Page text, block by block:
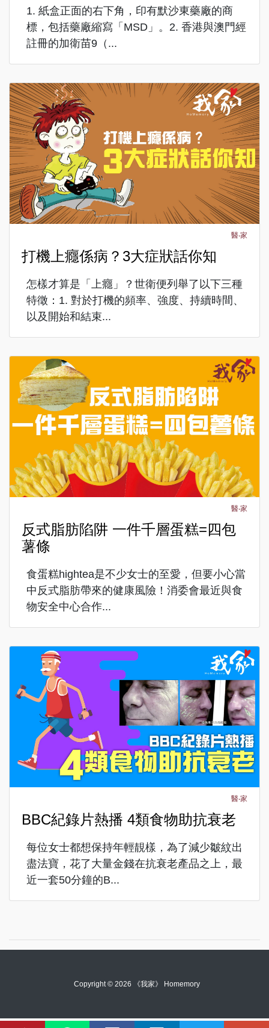
1. 紙盒正面的右下角，印有默沙東藥廠的商
標，包括藥廠縮寫「MSD」。2. 香港與澳門經
註冊的加衛苗9（...
醫‧家
打機上癮係病？3大症狀話你知
怎樣才算是「上癮」？世衛便列舉了以下三種
特徵：1. 對於打機的頻率、強度、持續時間、
以及開始和結束...
醫‧家
反式脂肪陷阱 一件千層蛋糕=四包
薯條
食蛋糕hightea是不少女士的至愛，但要小心當
中反式脂肪帶來的健康風險！消委會最近與食
物安全中心合作...
醫‧家
BBC紀錄片熱播 4類食物助抗衰老
每位女士都想保持年輕靚樣，為了減少皺紋出
盡法寶，花了大量金錢在抗衰老產品之上，最
近一套50分鐘的B...
Copyright © 2026 《我家》 Homemory